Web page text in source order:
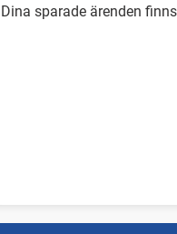
Dina sparade ärenden